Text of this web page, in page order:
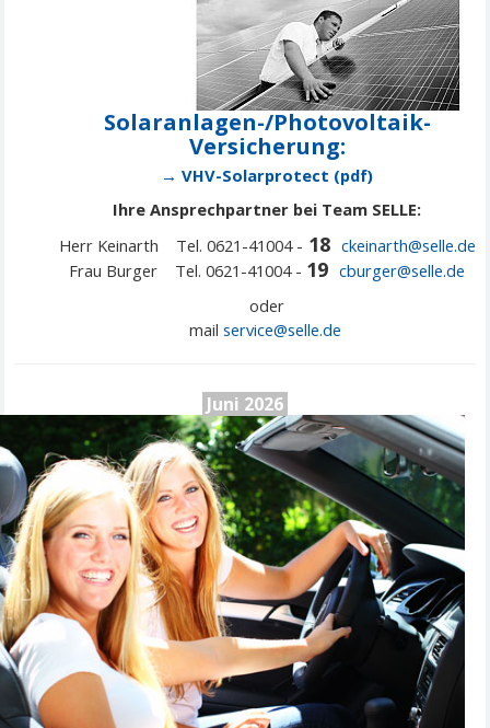
Solaranlagen-/Photovoltaik-
Versicherung:
→ VHV-Solarprotect (pdf)
Ihre Ansprechpartner bei Team SELLE:
Herr Keinarth Tel. 0621-41004 - 18 ckeinarth@selle.de
Frau Burger Tel. 0621-41004 - 19 cburger@selle.de
oder
mail service@selle.de
Juni 2026